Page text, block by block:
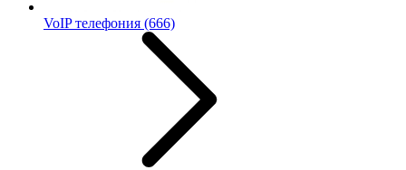
VoIP телефония (666)